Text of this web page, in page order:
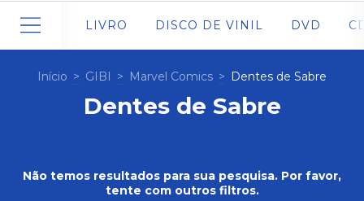
LIVRO DISCO DE VINIL DVD
Início > GIBI > Marvel Comics > Dentes de Sabre
Dentes de Sabre
Não temos resultados para sua pesquisa. Por favor,
tente com outros filtros.